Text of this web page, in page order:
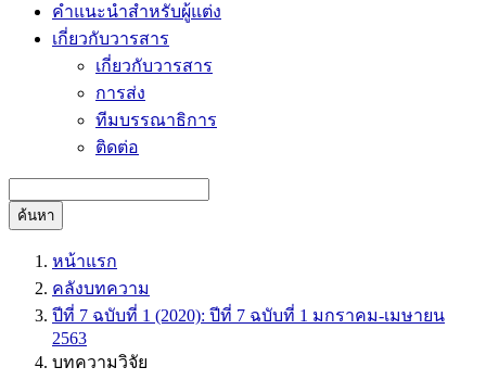
คำแนะนำสำหรับผู้แต่ง
เกี่ยวกับวารสาร
เกี่ยวกับวารสาร
การส่ง
ทีมบรรณาธิการ
ติดต่อ
ค้นหา
หน้าแรก
คลังบทความ
ปีที่ 7 ฉบับที่ 1 (2020): ปีที่ 7 ฉบับที่ 1 มกราคม-เมษายน
2563
บทความวิจัย